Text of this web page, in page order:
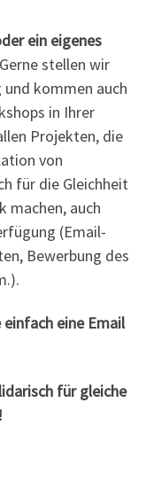
ein eigenes
stellen wir
kommen auch
in Ihrer
Projekten, die
von
für die Gleichheit
machen, auch
(Email-
Bewerbung des
eine Email
für gleiche